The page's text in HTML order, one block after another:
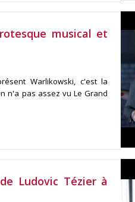
musical et
Warlikowski, c'est la
n'a pas assez vu Le Grand
Ludovic Tézier à